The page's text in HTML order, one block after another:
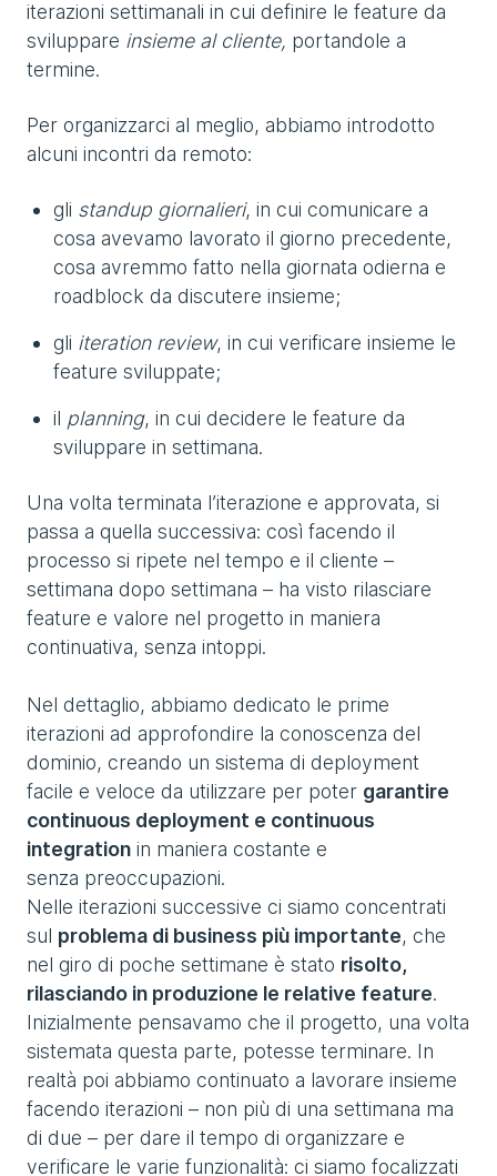
iterazioni settimanali in cui definire le feature da
sviluppare insieme al cliente, portandole a
termine.
Per organizzarci al meglio, abbiamo introdotto
alcuni incontri da remoto:
gli standup giornalieri, in cui comunicare a
cosa avevamo lavorato il giorno precedente,
cosa avremmo fatto nella giornata odierna e
roadblock da discutere insieme;
gli iteration review, in cui verificare insieme le
feature sviluppate;
il planning, in cui decidere le feature da
sviluppare in settimana.
Una volta terminata l’iterazione e approvata, si
passa a quella successiva: così facendo il
processo si ripete nel tempo e il cliente –
settimana dopo settimana – ha visto rilasciare
feature e valore nel progetto in maniera
continuativa, senza intoppi.
Nel dettaglio, abbiamo dedicato le prime
iterazioni ad approfondire la conoscenza del
dominio, creando un sistema di deployment
facile e veloce da utilizzare per poter garantire
continuous deployment e continuous
integration in maniera costante e
senza preoccupazioni.
Nelle iterazioni successive ci siamo concentrati
sul problema di business più importante, che
nel giro di poche settimane è stato risolto,
rilasciando in produzione le relative feature.
Inizialmente pensavamo che il progetto, una volta
sistemata questa parte, potesse terminare. In
realtà poi abbiamo continuato a lavorare insieme
facendo iterazioni – non più di una settimana ma
di due – per dare il tempo di organizzare e
verificare le varie funzionalità: ci siamo focalizzati